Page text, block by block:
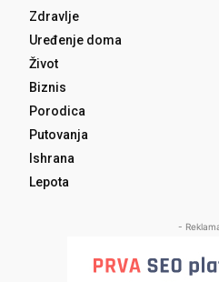
Zdravlje
Uređenje doma
Život
Biznis
Porodica
Putovanja
Ishrana
Lepota
-